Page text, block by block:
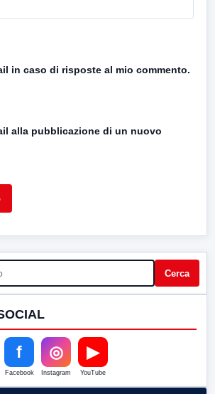
in caso di risposte al mio commento.
alla pubblicazione di un nuovo
Cerca
f
Facebook
◎
Instagram
▶
YouTube